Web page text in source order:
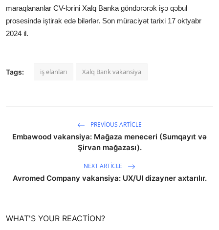
maraqlananlar CV-lərini Xalq Banka göndərərək işə qəbul
prosesində iştirak edə bilərlər. Son müraciyət tarixi 17 oktyabr
2024 il.
Tags: iş elanları Xalq Bank vakansiya
PREVIOUS ARTICLE
Embawood vakansiya: Mağaza meneceri (Sumqayıt və
Şirvan mağazası).
NEXT ARTICLE
Avromed Company vakansiya: UX/UI dizayner axtarılır.
WHAT'S YOUR REACTION?